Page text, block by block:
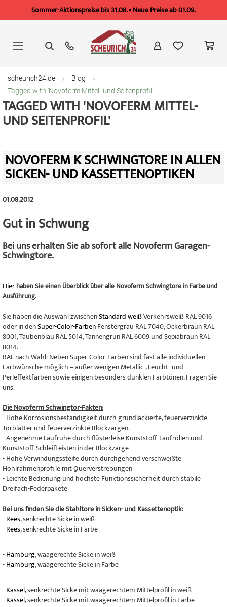
Sommer-Aktionspreise bis 31.08. • Neue Preise ab 01.09.
springen
scheurich24.de
Blog
Tagged with 'Novoferm Mittel- und Seitenprofil'
TAGGED WITH 'NOVOFERM MITTEL-
UND SEITENPROFIL'
NOVOFERM K SCHWINGTORE IN ALLEN
SICKEN- UND KASSETTENOPTIKEN
01.08.2012
Gut in Schwung
Bei uns erhalten Sie ab sofort alle Novoferm Garagen-
Schwingtore.
Hierhaben Sie einen Überblick über alle Novoferm Schwingtore in Farbe und
Ausführung.
Sie haben die Auswahl zwischenStandard weißVerkehrsweiß RAL 9016
oder in denSuper-Color-FarbenFenstergrau RAL 7040, Ockerbraun RAL
8001, Taubenblau RAL 5014, Tannengrün RAL 6009 und Sepiabraun RAL
8014.
RAL nach Wahl: Neben Super-Color-Farben sind fast alle individuellen
Farbwünsche möglich – außer wenigen Metallic-, Leucht- und
Perleffektfarben sowie einigen besonders dunklen Farbtönen. Fragen Sie
uns.
Die Novoferm Schwingtor-Fakten:
- Hohe Korrosionsbeständigkeit durch grundlackierte, feuerverzinkte
Torblätter und feuerverzinkte Blockzargen.
- Angenehme Laufruhe durch flüsterleise Kunststoff-Laufrollen und
Kunststoff-Schleifl eisten in der Blockzarge
- Hohe Verwindungssteife durch durchgehend verschweißte
Hohlrahmenprofi le mit Querverstrebungen
- Leichte Bedienung und höchste Funktionssicherheit durch stabile
Dreifach-Federpakete
Bei uns finden Sie die Stahltore in Sicken- und Kassettenoptik:
-Rees, senkrechte Sicke in weiß
-Rees, senkrechte Sicke in Farbe
-Hamburg, waagerechte Sicke in weiß
-Hamburg, waagerechte Sicke in Farbe
-Kassel, senkrechte Sicke mit waagerechtem Mittelprofil in weiß
-Kassel, senkrechte Sicke mit waagerechtem Mittelprofil in Farbe